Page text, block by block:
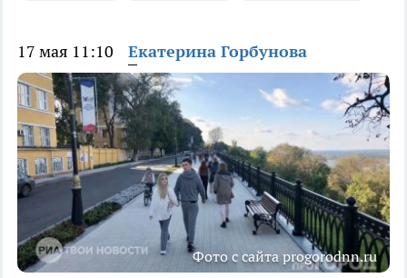
17 мая 11:10 Екатерина Горбунова
Фото с сайта progorodnn.ru